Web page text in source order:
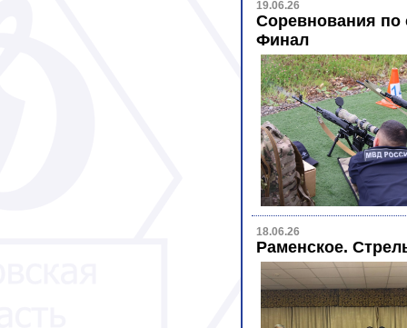
19.06.26
Соревнования по
Финал
18.06.26
Раменское.